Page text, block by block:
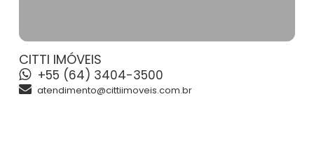
CITTI IMÓVEIS
+55 (64) 3404-3500
atendimento@cittiimoveis.com.br